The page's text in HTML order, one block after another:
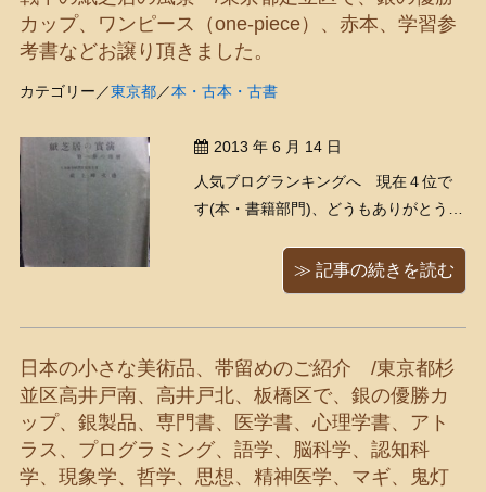
カップ、ワンピース（one-piece）、赤本、学習参
考書などお譲り頂きました。
カテゴリー／東京都／本・古本・古書
2013 年 6 月 14 日
人気ブログランキングへ 現在４位で
す(本・書籍部門)、どうもありがとうご
い本が入ってきました。 「紙芝居の実
演 第一歩の理解」砥上峰次/日本教育
が、 ...
≫ 記事の続きを読む
日本の小さな美術品、帯留めのご紹介 /東京都杉
並区高井戸南、高井戸北、板橋区で、銀の優勝カ
ップ、銀製品、専門書、医学書、心理学書、アト
ラス、プログラミング、語学、脳科学、認知科
学、現象学、哲学、思想、精神医学、マギ、鬼灯